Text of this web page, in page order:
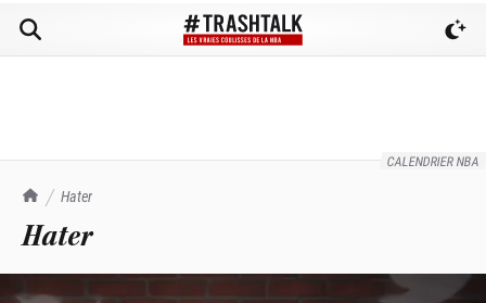
CALENDRIER NBA
TrashTalk Actu NBA
Hater
Hater